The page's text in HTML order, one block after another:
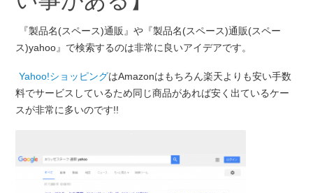
『製品名(スペース)通販』や『製品名(スペース)通販(スペー
ス)yahoo』で検索するのは非常に良いアイデアです。
Yahoo!ショッピングはAmazonはもちろん楽天よりも安い手数
料でサービスしているため同じ商品があれば安く出ているケー
スが非常に多いのです!!